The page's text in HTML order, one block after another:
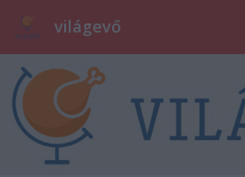
világevő